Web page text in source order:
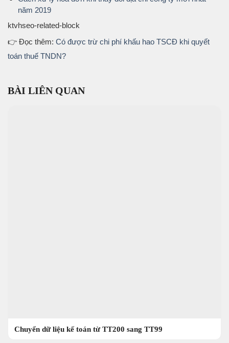
năm 2019
ktvhseo-related-block
👉 Đọc thêm: Có được trừ chi phí khấu hao TSCĐ khi quyết
toán thuế TNDN?
BÀI LIÊN QUAN
Chuyển dữ liệu kế toán từ TT200 sang TT99